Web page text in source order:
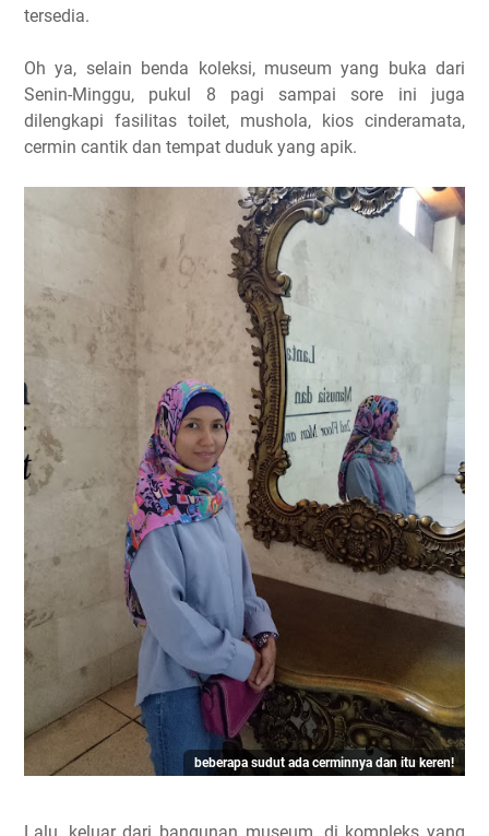
tersedia.
Oh ya, selain benda koleksi, museum yang buka dari
Senin-Minggu, pukul 8 pagi sampai sore ini juga
dilengkapi fasilitas toilet, mushola, kios cinderamata,
cermin cantik dan tempat duduk yang apik.
beberapa sudut ada cerminnya dan itu keren!